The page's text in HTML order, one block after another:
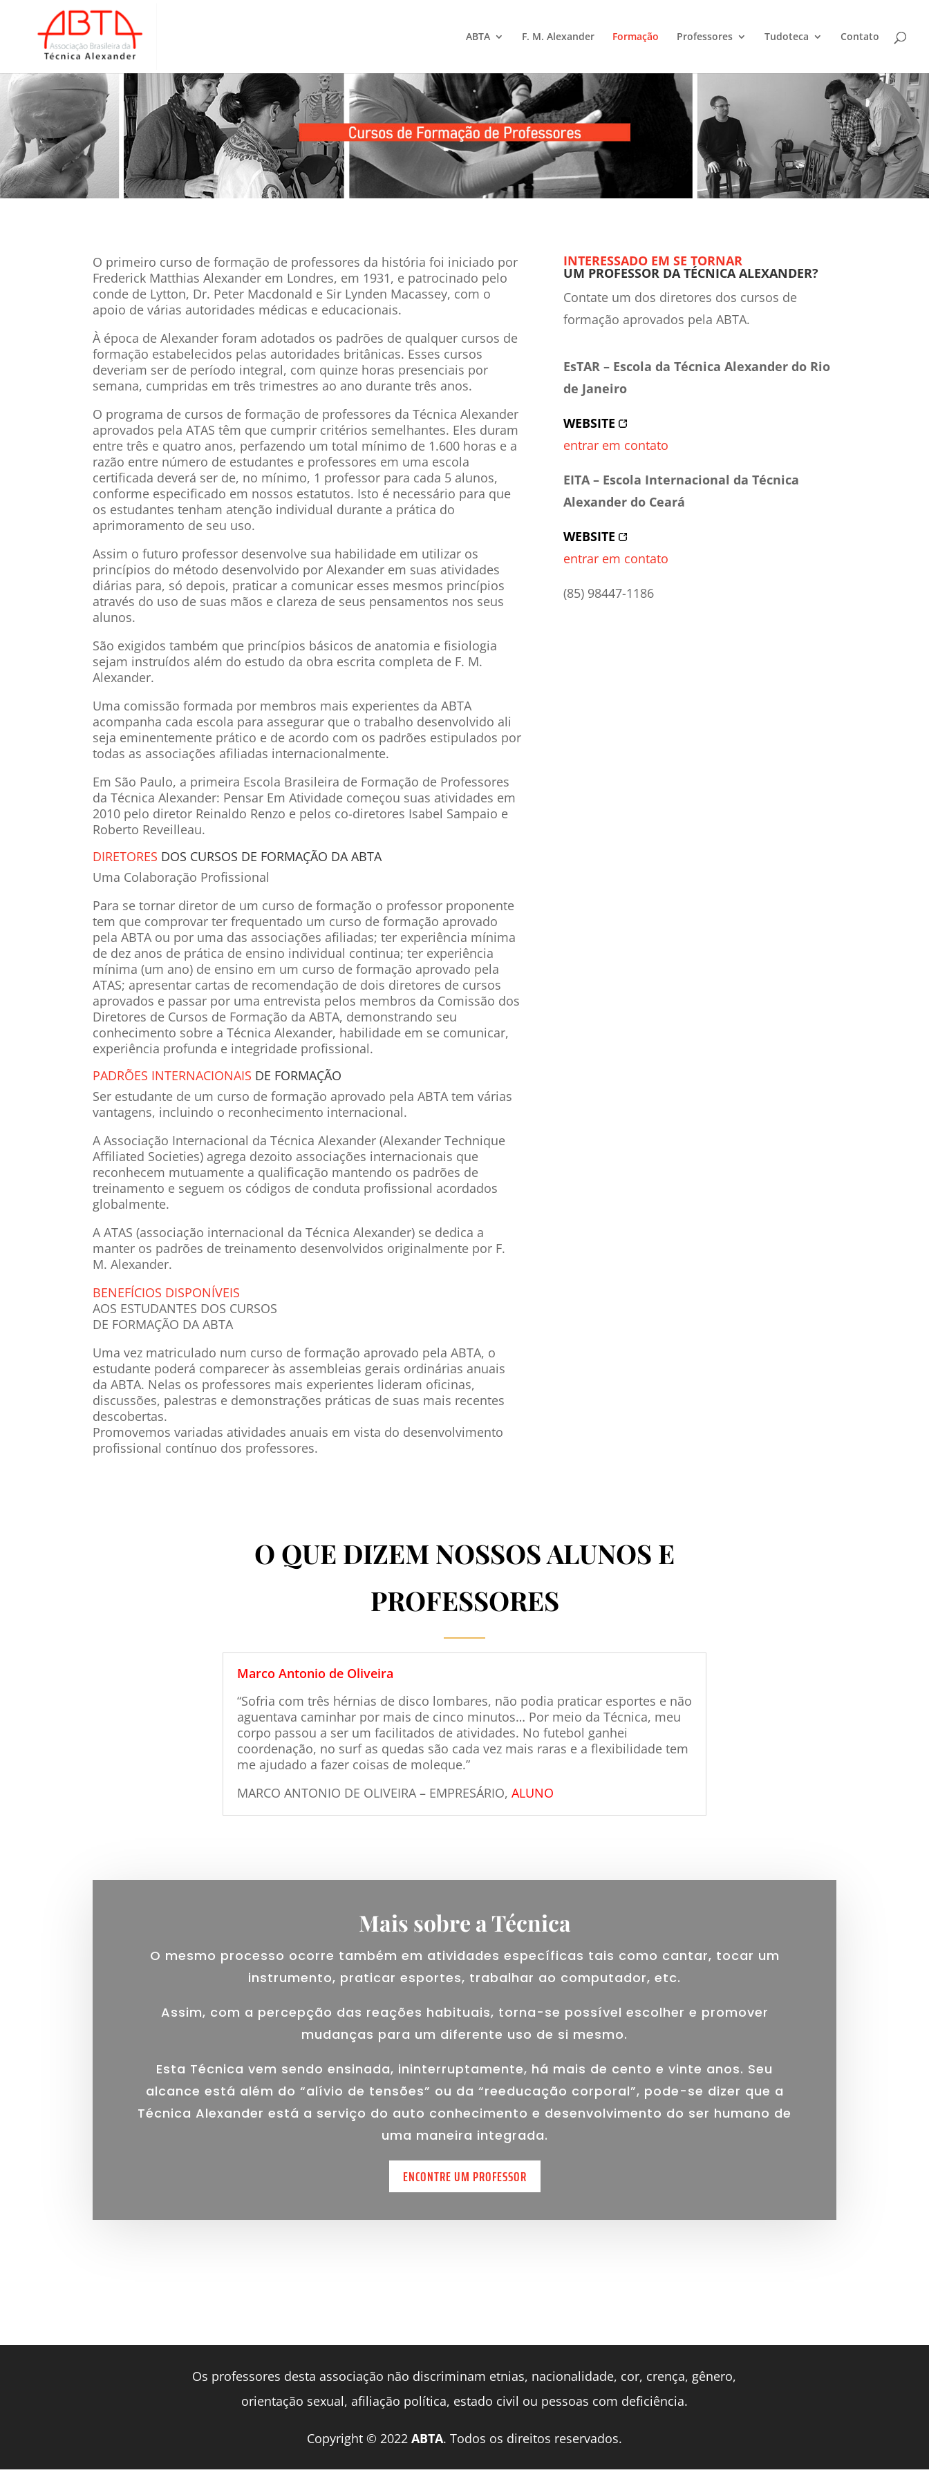
ABTA F. M. Alexander Formação Professores Tudoteca Contato
O primeiro curso de formação de professores da história foi iniciado por
Frederick Matthias Alexander em Londres, em 1931, e patrocinado pelo
conde de Lytton, Dr. Peter Macdonald e Sir Lynden Macassey, com o
apoio de várias autoridades médicas e educacionais.
À época de Alexander foram adotados os padrões de qualquer cursos de
formação estabelecidos pelas autoridades britânicas. Esses cursos
deveriam ser de período integral, com quinze horas presenciais por
semana, cumpridas em três trimestres ao ano durante três anos.
O programa de cursos de formação de professores da Técnica Alexander
aprovados pela ATAS têm que cumprir critérios semelhantes. Eles duram
entre três e quatro anos, perfazendo um total mínimo de 1.600 horas e a
razão entre número de estudantes e professores em uma escola
certificada deverá ser de, no mínimo, 1 professor para cada 5 alunos,
conforme especificado em nossos estatutos. Isto é necessário para que
os estudantes tenham atenção individual durante a prática do
aprimoramento de seu uso.
Assim o futuro professor desenvolve sua habilidade em utilizar os
princípios do método desenvolvido por Alexander em suas atividades
diárias para, só depois, praticar a comunicar esses mesmos princípios
através do uso de suas mãos e clareza de seus pensamentos nos seus
alunos.
São exigidos também que princípios básicos de anatomia e fisiologia
sejam instruídos além do estudo da obra escrita completa de F. M.
Alexander.
Uma comissão formada por membros mais experientes da ABTA
acompanha cada escola para assegurar que o trabalho desenvolvido ali
seja eminentemente prático e de acordo com os padrões estipulados por
todas as associações afiliadas internacionalmente.
Em São Paulo, a primeira Escola Brasileira de Formação de Professores
da Técnica Alexander: Pensar Em Atividade começou suas atividades em
2010 pelo diretor Reinaldo Renzo e pelos co-diretores Isabel Sampaio e
Roberto Reveilleau.
DIRETORES DOS CURSOS DE FORMAÇÃO DA ABTA
Uma Colaboração Profissional
Para se tornar diretor de um curso de formação o professor proponente
tem que comprovar ter frequentado um curso de formação aprovado
pela ABTA ou por uma das associações afiliadas; ter experiência mínima
de dez anos de prática de ensino individual continua; ter experiência
mínima (um ano) de ensino em um curso de formação aprovado pela
ATAS; apresentar cartas de recomendação de dois diretores de cursos
aprovados e passar por uma entrevista pelos membros da Comissão dos
Diretores de Cursos de Formação da ABTA, demonstrando seu
conhecimento sobre a Técnica Alexander, habilidade em se comunicar,
experiência profunda e integridade profissional.
PADRÕES INTERNACIONAIS DE FORMAÇÃO
Ser estudante de um curso de formação aprovado pela ABTA tem várias
vantagens, incluindo o reconhecimento internacional.
A Associação Internacional da Técnica Alexander (Alexander Technique
Affiliated Societies) agrega dezoito associações internacionais que
reconhecem mutuamente a qualificação mantendo os padrões de
treinamento e seguem os códigos de conduta profissional acordados
globalmente.
A ATAS (associação internacional da Técnica Alexander) se dedica a
manter os padrões de treinamento desenvolvidos originalmente por F.
M. Alexander.
BENEFÍCIOS DISPONÍVEIS
AOS ESTUDANTES DOS CURSOS
DE FORMAÇÃO DA ABTA
Uma vez matriculado num curso de formação aprovado pela ABTA, o
estudante poderá comparecer às assembleias gerais ordinárias anuais
da ABTA. Nelas os professores mais experientes lideram oficinas,
discussões, palestras e demonstrações práticas de suas mais recentes
descobertas.
Promovemos variadas atividades anuais em vista do desenvolvimento
profissional contínuo dos professores.
INTERESSADO EM SE TORNAR
UM PROFESSOR DA TÉCNICA ALEXANDER?
Contate um dos diretores dos cursos de
formação aprovados pela ABTA.
EsTAR – Escola da Técnica Alexander do Rio
de Janeiro
WEBSITE
entrar em contato
EITA – Escola Internacional da Técnica
Alexander do Ceará
WEBSITE
entrar em contato
(85) 98447-1186
O QUE DIZEM NOSSOS ALUNOS E
PROFESSORES
Marco Antonio de Oliveira
“Sofria com três hérnias de disco lombares, não podia praticar esportes e não
aguentava caminhar por mais de cinco minutos… Por meio da Técnica, meu
corpo passou a ser um facilitados de atividades. No futebol ganhei
coordenação, no surf as quedas são cada vez mais raras e a flexibilidade tem
me ajudado a fazer coisas de moleque.”
MARCO ANTONIO DE OLIVEIRA – EMPRESÁRIO, ALUNO
Mais sobre a Técnica
O mesmo processo ocorre também em atividades específicas tais como cantar, tocar um
instrumento, praticar esportes, trabalhar ao computador, etc.
Assim, com a percepção das reações habituais, torna-se possível escolher e promover
mudanças para um diferente uso de si mesmo.
Esta Técnica vem sendo ensinada, ininterruptamente, há mais de cento e vinte anos. Seu
alcance está além do “alívio de tensões” ou da “reeducação corporal”, pode-se dizer que a
Técnica Alexander está a serviço do auto conhecimento e desenvolvimento do ser humano de
uma maneira integrada.
ENCONTRE UM PROFESSOR
Os professores desta associação não discriminam etnias, nacionalidade, cor, crença, gênero,
orientação sexual, afiliação política, estado civil ou pessoas com deficiência.
Copyright © 2022 ABTA. Todos os direitos reservados.